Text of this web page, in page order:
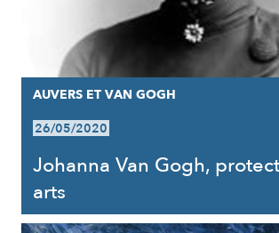
AUVERS ET VAN GOGH
26/05/2020
Johanna Van Gogh,
arts